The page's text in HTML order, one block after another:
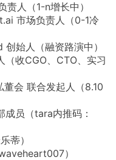
责人（1-n增长中）
市场负责人（0-1冷
创始人（融资路演中）
（收CGO、CTO、实习
董会 联合发起人（8.10
成员（tara内推码：
蒂）
）